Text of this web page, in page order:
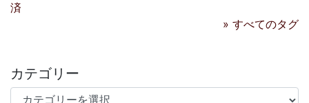
済
» すべてのタグ
カテゴリー
カテゴリー